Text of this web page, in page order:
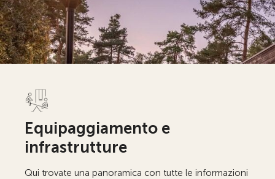
Equipaggiamento e
infrastrutture
Qui trovate una panoramica con tutte le informazioni